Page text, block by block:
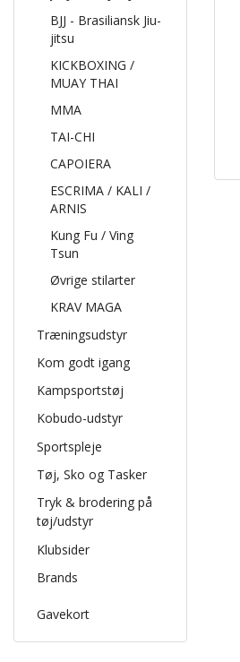
BJJ - Brasiliansk Jiu-
jitsu
KICKBOXING /
MUAY THAI
MMA
TAI-CHI
CAPOIERA
ESCRIMA / KALI /
ARNIS
Kung Fu / Ving
Tsun
Øvrige stilarter
KRAV MAGA
Træningsudstyr
Kom godt igang
Kampsportstøj
Kobudo-udstyr
Sportspleje
Tøj, Sko og Tasker
Tryk & brodering på
tøj/udstyr
Klubsider
Brands
Gavekort